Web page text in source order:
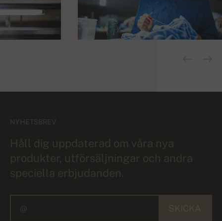
NYHETSBREV
Håll dig uppdaterad om våra nya
produkter, utförsäljningar och andra
speciella erbjudanden.